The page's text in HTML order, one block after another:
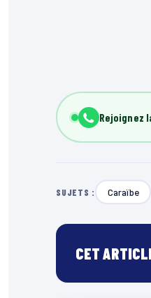
Rejoignez
SUJETS : Caraïbe
CET